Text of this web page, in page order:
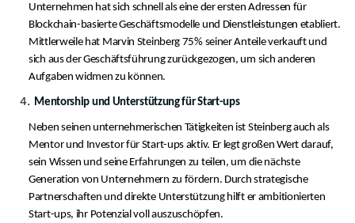
Unternehmen hat sich schnell als eine der ersten Adressen für
Blockchain-basierte Geschäftsmodelle und Dienstleistungen etabliert.
Mittlerweile hat Marvin Steinberg 75% seiner Anteile verkauft und
sich aus der Geschäftsführung zurückgezogen, um sich anderen
Aufgaben widmen zu können.
Mentorship und Unterstützung für Start-ups
Neben seinen unternehmerischen Tätigkeiten ist Steinberg auch als
Mentor und Investor für Start-ups aktiv. Er legt großen Wert darauf,
sein Wissen und seine Erfahrungen zu teilen, um die nächste
Generation von Unternehmern zu fördern. Durch strategische
Partnerschaften und direkte Unterstützung hilft er ambitionierten
Start-ups, ihr Potenzial voll auszuschöpfen​.